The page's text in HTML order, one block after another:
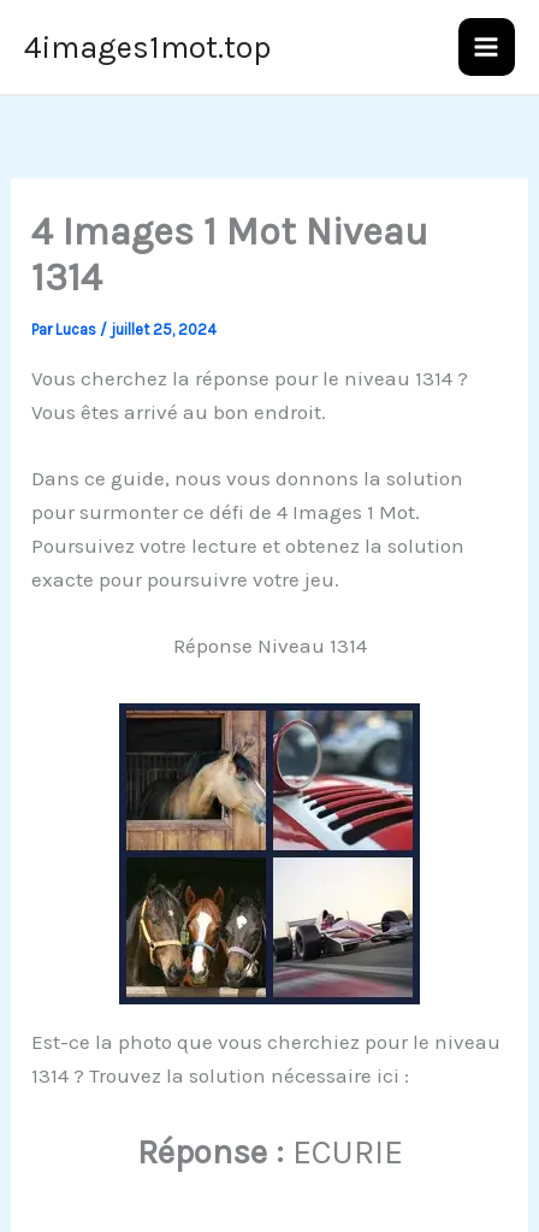
4images1mot.top
4 Images 1 Mot Niveau
1314
ParLucas / juillet 25, 2024
Vous cherchez la réponse pour le niveau 1314 ?
Vous êtes arrivé au bon endroit.
Dans ce guide, nous vous donnons la solution
pour surmonter ce défi de 4 Images 1 Mot.
Poursuivez votre lecture et obtenez la solution
exacte pour poursuivre votre jeu.
Réponse Niveau 1314
Est-ce la photo que vous cherchiez pour le niveau
1314 ? Trouvez la solution nécessaire ici :
Réponse : ECURIE